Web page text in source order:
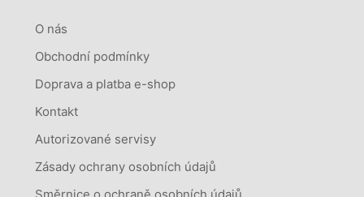
O nás
Obchodní podmínky
Doprava a platba e-shop
Kontakt
Autorizované servisy
Zásady ochrany osobních údajů